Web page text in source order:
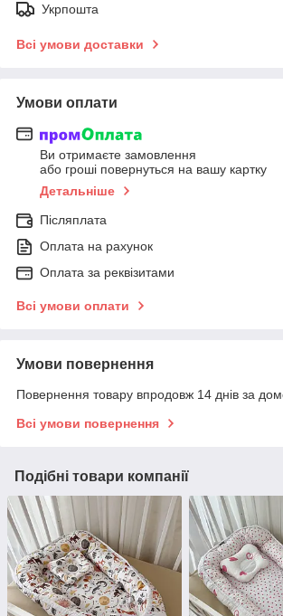
Укрпошта
Всі умови доставки
Умови оплати
Ви отримаєте замовлення
або гроші повернуться на вашу картку
Детальніше
Післяплата
Оплата на рахунок
Оплата за реквізитами
Всі умови оплати
Умови повернення
Повернення товару впродовж 14 днів за
Всі умови повернення
Подібні товари компанії